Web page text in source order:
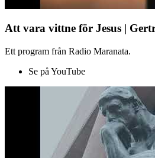
Att vara vittne för Jesus |
Ett program från Radio Maranata.
Se på YouTube